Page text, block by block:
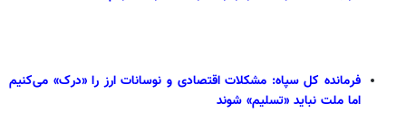
فرمانده کل سپاه: مشکلات اقتصادی و نوسانات ارز را «درک» می‌کنیم
اما ملت نباید «تسلیم» شوند